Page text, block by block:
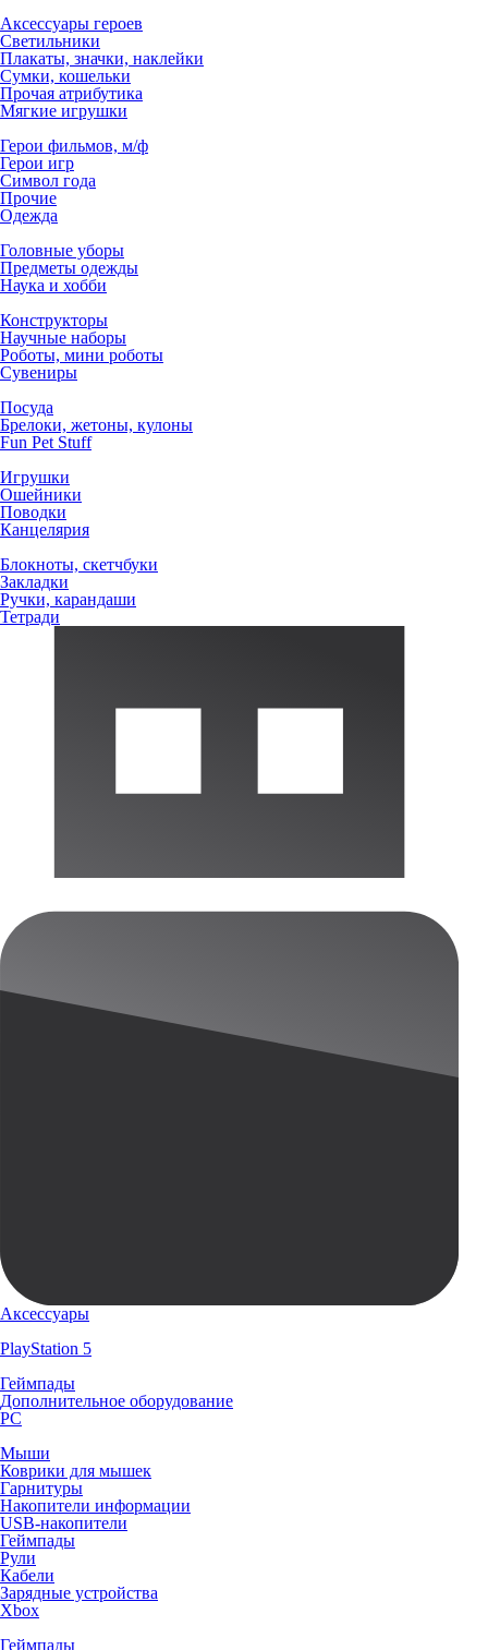
Аксессуары героев
Светильники
Плакаты, значки, наклейки
Сумки, кошельки
Прочая атрибутика
Мягкие игрушки
Герои фильмов, м/ф
Герои игр
Символ года
Прочие
Одежда
Головные уборы
Предметы одежды
Наука и хобби
Конструкторы
Научные наборы
Роботы, мини роботы
Сувениры
Посуда
Брелоки, жетоны, кулоны
Fun Pet Stuff
Игрушки
Ошейники
Поводки
Канцелярия
Блокноты, скетчбуки
Закладки
Ручки, карандаши
Тетради
Аксессуары
PlayStation 5
Геймпады
Дополнительное оборудование
PC
Мыши
Коврики для мышек
Гарнитуры
Накопители информации
USB-накопители
Геймпады
Рули
Кабели
Зарядные устройства
Xbox
Геймпады